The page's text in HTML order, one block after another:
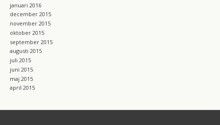
januari 2016
december 2015
november 2015
oktober 2015
september 2015
augusti 2015
juli 2015
juni 2015
maj 2015
april 2015